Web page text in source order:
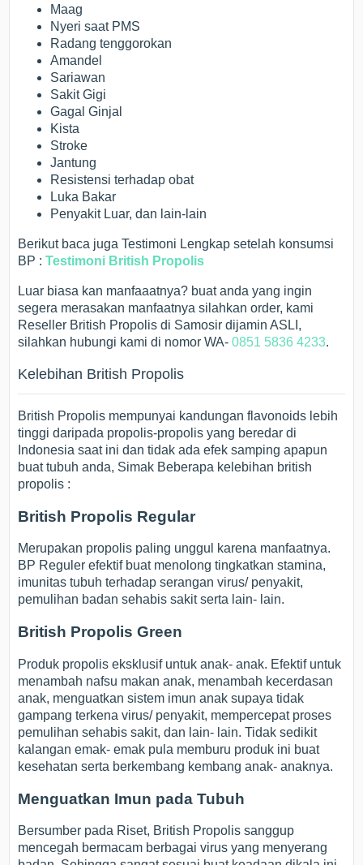
Maag
Nyeri saat PMS
Radang tenggorokan
Amandel
Sariawan
Sakit Gigi
Gagal Ginjal
Kista
Stroke
Jantung
Resistensi terhadap obat
Luka Bakar
Penyakit Luar, dan lain-lain
Berikut baca juga Testimoni Lengkap setelah konsumsi
BP :Testimoni British Propolis
Luar biasa kan manfaaatnya? buat anda yang ingin
segera merasakan manfaatnya silahkan order, kami
Reseller British Propolis di Samosir dijamin ASLI,
silahkan hubungi kami di nomor WA-0851 5836 4233.
Kelebihan British Propolis
British Propolis mempunyai kandungan flavonoids lebih
tinggi daripada propolis-propolis yang beredar di
Indonesia saat ini dan tidak ada efek samping apapun
buat tubuh anda, Simak Beberapa kelebihan british
propolis :
British Propolis Regular
Merupakan propolis paling unggul karena manfaatnya.
BP Reguler efektif buat menolong tingkatkan stamina,
imunitas tubuh terhadap serangan virus/ penyakit,
pemulihan badan sehabis sakit serta lain- lain.
British Propolis Green
Produk propolis eksklusif untuk anak- anak. Efektif untuk
menambah nafsu makan anak, menambah kecerdasan
anak, menguatkan sistem imun anak supaya tidak
gampang terkena virus/ penyakit, mempercepat proses
pemulihan sehabis sakit, dan lain- lain. Tidak sedikit
kalangan emak- emak pula memburu produk ini buat
kesehatan serta berkembang kembang anak- anaknya.
Menguatkan Imun pada Tubuh
Bersumber pada Riset, British Propolis sanggup
mencegah bermacam berbagai virus yang menyerang